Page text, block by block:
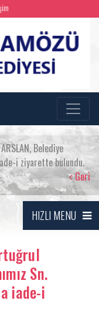
Belediye
i ziyarette bulundu.
Geri
HIZLI MENU
Sn.
iade-i